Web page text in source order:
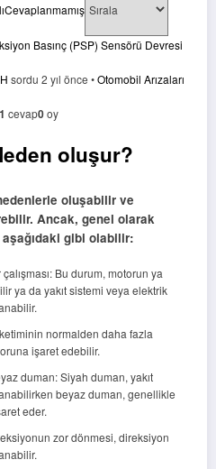
Cevaplanmamış
Basınç (PSP) Sensörü Devresi
sordu 2 yıl önce •Otomobil Arızaları
1 cevap0oy
oluşur?
oluşabilir ve
Ancak, genel olarak
aşağıdaki gibi olabilir:
Bu durum, motorun ya
ya da yakıt sistemi veya elektrik
normalden daha fazla
işaret edebilir.
duman: Siyah duman, yakıt
beyaz duman, genellikle
eder.
zor dönmesi, direksiyon